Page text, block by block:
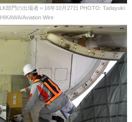
部門の出場者＝16年10月27日 PHOTO: Tadayuki
Aviation Wire